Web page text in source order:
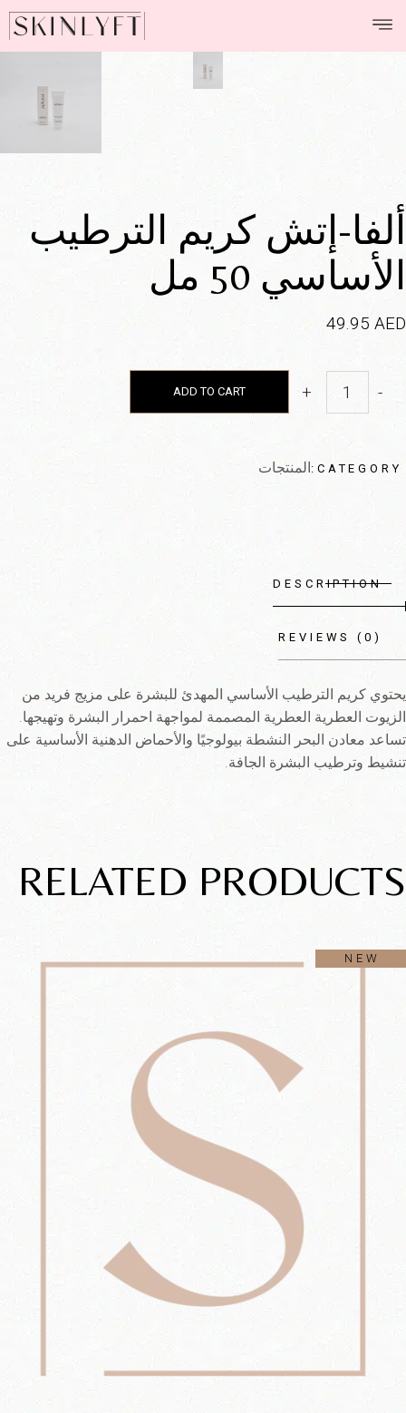
ألفا-إتش كريم الترطيب
الأساسي 50 مل
49.95 AED
-
+
ADD TO CART
CATEGORY: المنتجات
DESCRIPTION
REVIEWS (0)
يحتوي كريم الترطيب الأساسي المهدئ للبشرة على مزيج فريد من
الزيوت العطرية العطرية المصممة لمواجهة احمرار البشرة وتهيجها.
تساعد معادن البحر النشطة بيولوجيًا والأحماض الدهنية الأساسية على
تنشيط وترطيب البشرة الجافة.
RELATED PRODUCTS
NEW